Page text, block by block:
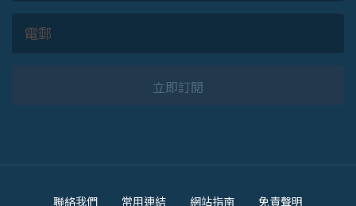
立即訂閱
聯絡我們 常用連結 網站指南 免責聲明